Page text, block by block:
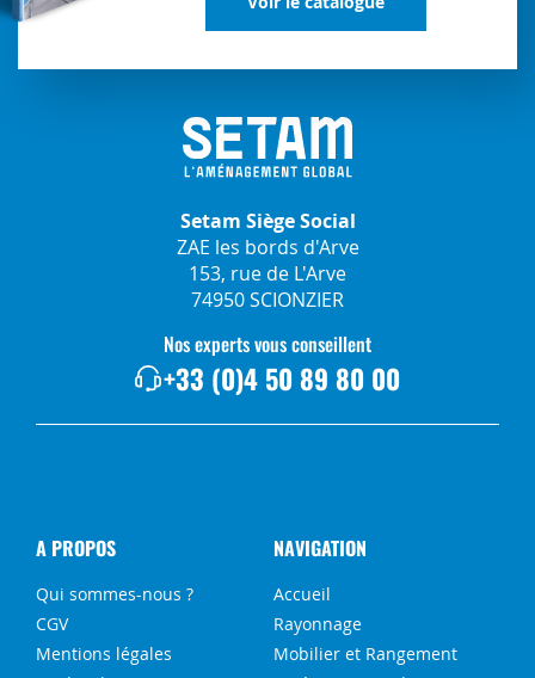
Setam Siège Social
ZAE les bords d'Arve
153, rue de L'Arve
74950 SCIONZIER
Nos experts vous conseillent
+33 (0)4 50 89 80 00
A PROPOS
Qui sommes-nous ?
CGV
Mentions légales
NAVIGATION
Accueil
Rayonnage
Mobilier et Rangement